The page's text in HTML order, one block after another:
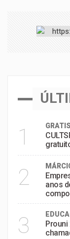
1 GRATIS
2
anos
3
Prouni